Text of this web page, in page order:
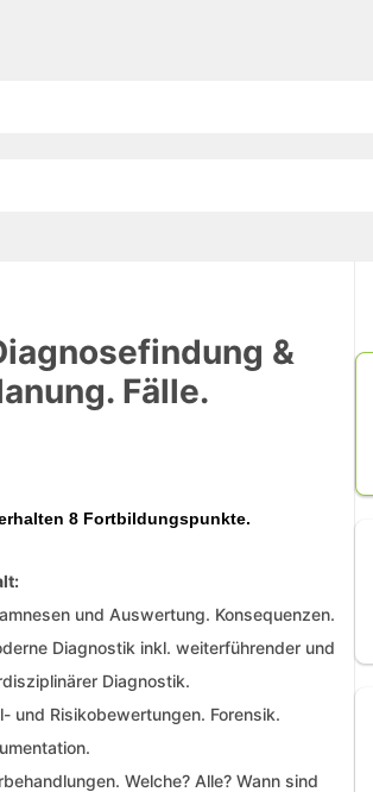
&
Fälle.
8 Fortbildungspunkte.
und Auswertung. Konsequenzen.
Diagnostik inkl. weiterführender und
Diagnostik.
und Risikobewertungen. Forensik.
Welche? Alle? Wann sind